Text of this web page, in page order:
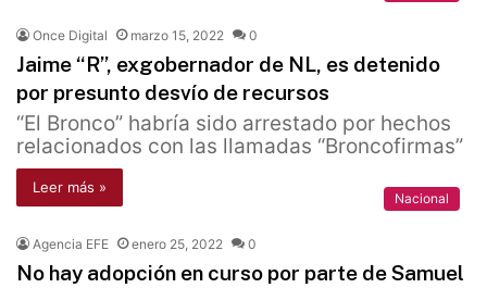
Once Digital marzo 15, 2022 0
Jaime “R”, exgobernador de NL, es detenido
por presunto desvío de recursos
“El Bronco” habría sido arrestado por hechos
relacionados con las llamadas “Broncofirmas”
Leer más »
Nacional
Agencia EFE enero 25, 2022 0
No hay adopción en curso por parte de Samuel